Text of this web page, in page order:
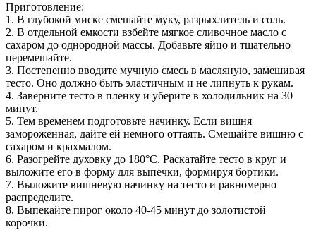
Приготовление:
1. В глубокой миске смешайте муку, разрыхлитель и соль.
2. В отдельной емкости взбейте мягкое сливочное масло с
сахаром до однородной массы. Добавьте яйцо и тщательно
перемешайте.
3. Постепенно вводите мучную смесь в масляную, замешивая
тесто. Оно должно быть эластичным и не липнуть к рукам.
4. Заверните тесто в пленку и уберите в холодильник на 30
минут.
5. Тем временем подготовьте начинку. Если вишня
замороженная, дайте ей немного оттаять. Смешайте вишню с
сахаром и крахмалом.
6. Разогрейте духовку до 180°C. Раскатайте тесто в круг и
выложите его в форму для выпечки, формируя бортики.
7. Выложите вишневую начинку на тесто и равномерно
распределите.
8. Выпекайте пирог около 40-45 минут до золотистой
корочки.